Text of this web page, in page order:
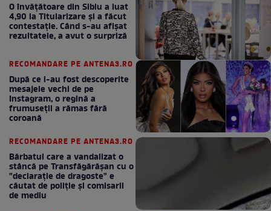
O învățătoare din Sibiu a luat
4,90 la Titularizare și a făcut
contestație. Când s-au afișat
rezultatele, a avut o surpriză
RECOMANDARE PE ANTENA3.RO
După ce i-au fost descoperite
mesajele vechi de pe
Instagram, o regină a
frumuseții a rămas fără
coroană
RECOMANDARE PE ANTENA3.RO
Bărbatul care a vandalizat o
stâncă pe Transfăgărășan cu o
"declaraţie de dragoste" e
căutat de poliție și comisarii
de mediu